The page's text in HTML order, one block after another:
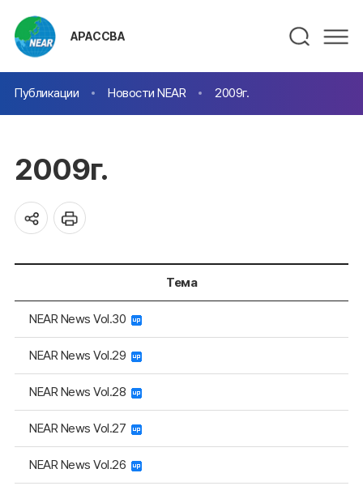
АРАССВА
Публикации Новости NEAR 2009г.
2009г.
Тема
NEAR News Vol.30
NEAR News Vol.29
NEAR News Vol.28
NEAR News Vol.27
NEAR News Vol.26